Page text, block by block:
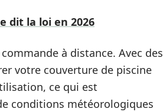
dit la loi en 2026
à distance. Avec des
votre couverture de piscine
ce qui est
conditions météorologiques